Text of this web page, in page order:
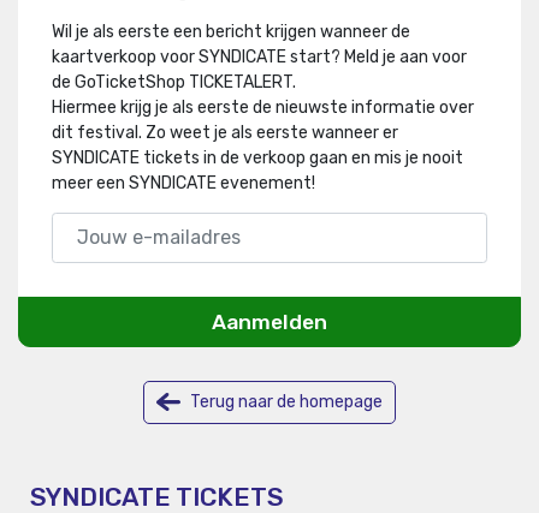
Wil je als eerste een bericht krijgen wanneer de
kaartverkoop voor SYNDICATE start? Meld je aan voor
de GoTicketShop TICKETALERT.
Hiermee krijg je als eerste de nieuwste informatie over
dit festival . Zo weet je als eerste wanneer er
SYNDICATE tickets in de verkoop gaan en mis je nooit
meer een SYNDICATE evenement!
Aanmelden
Terug naar de homepage
SYNDICATE TICKETS